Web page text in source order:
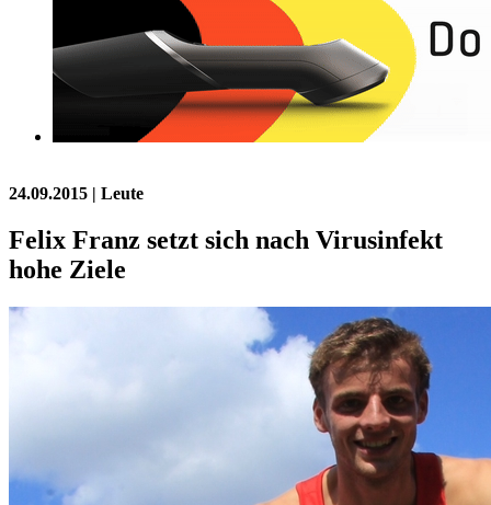
24.09.2015 | Leute
Felix Franz setzt sich nach Virusinfekt
hohe Ziele